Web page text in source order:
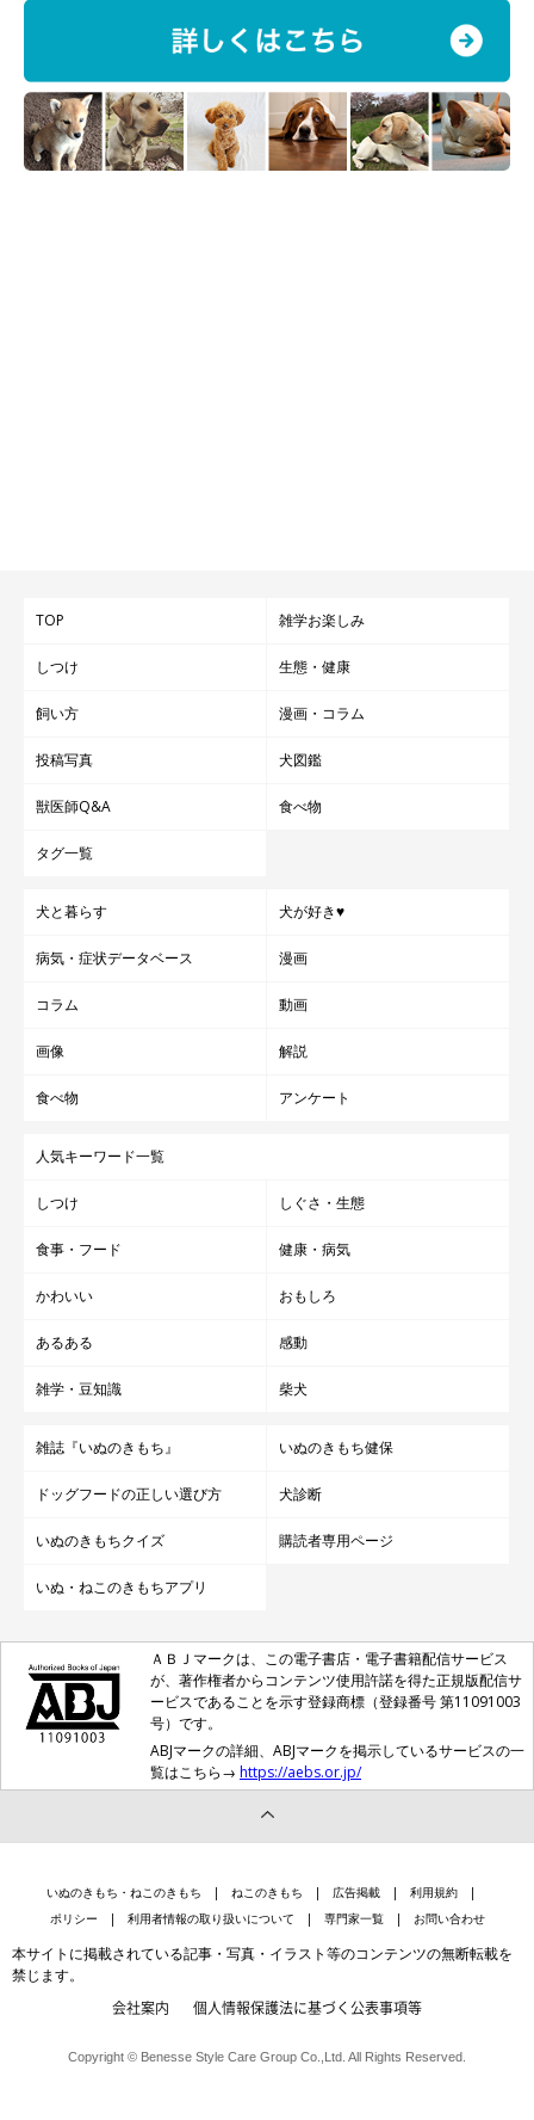
2頭はケンカをしたこともなく、毎日一緒に遊んだり寝たりと、
とても仲のいい姿を見せてくれているそうです。
大好きなのだそう。お散歩とかに行くと必ず、「穏やかですね、優しいね」
と言ってもらえるそうです。
そんな2頭の微笑ましい姿を見守っていて、飼い主さんはこんな
ことを思うそうです。
「ななといぶきを迎えてから、
私たち夫婦の生活の質が上がった
は6時半頃にはごはんが欲しくて起きるので、必然的にアラーム
なしで早く起きられるようになりました（笑）
感と充実感があります
@nana_77staglam
最後に、家族になったななちゃんといぶきくんへの思いを聞く
と、飼い主さんはこのように話してくれました。
飼い主さん：
りを自然豊かな場所にたくさん連れて行ってあげたいですし、楽
これからも健康第一で、穏やかに。ふたりが日々快適に過ごせる
TOP 雑学お楽しみ
しつけ 生態・健康
飼い方 漫画・コラム
投稿写真 犬図鑑
獣医師Q&A 食べ物
タグ一覧
犬と暮らす 犬が好き♥
病気・症状データベース 漫画
コラム 動画
画像 解説
食べ物 アンケート
人気キーワード一覧
しつけ しぐさ・生態
食事・フード 健康・病気
かわいい おもしろ
あるある 感動
雑学・豆知識 柴犬
雑誌『いぬのきもち』 いぬのきもち健保
ドッグフードの正しい選び方 犬診断
いぬのきもちクイズ 購読者専用ページ
いぬ・ねこのきもちアプリ
ＡＢＪマークは、この電子書店・電子書籍配信サービス
が、著作権者からコンテンツ使用許諾を得た正規版配信サ
ービスであることを示す登録商標（登録番号 第11091003
号）です。
ABJマークの詳細、ABJマークを掲示しているサービスの一
覧はこちら→ https://aebs.or.jp/
いぬのきもち・ねこのきもち ねこのきもち 広告掲載
利用規約
ポリシー
利用者情報の取り扱いについて 専門家一覧 お問い合わせ
本サイトに掲載されている記事・写真・イラスト等のコンテンツの無断転載を
禁じます。
会社案内 個人情報保護法に基づく公表事項等
Copyright © Benesse Style Care Group Co.,Ltd. All Rights Reserved.